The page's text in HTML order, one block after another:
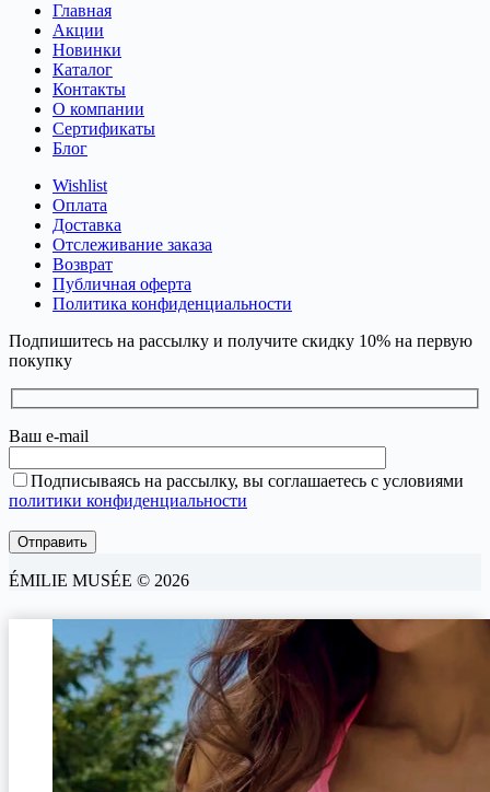
Главная
Акции
Новинки
Каталог
Контакты
О компании
Сертификаты
Блог
Wishlist
Оплата
Доставка
Отслеживание заказа
Возврат
Публичная оферта
Политика конфиденциальности
Подпишитесь на рассылку и получите скидку 10% на первую
покупку
Ваш e-mail
Подписываясь на рассылку, вы соглашаетесь с условиями
политики конфиденциальности
ÉMILIE MUSÉE © 2026